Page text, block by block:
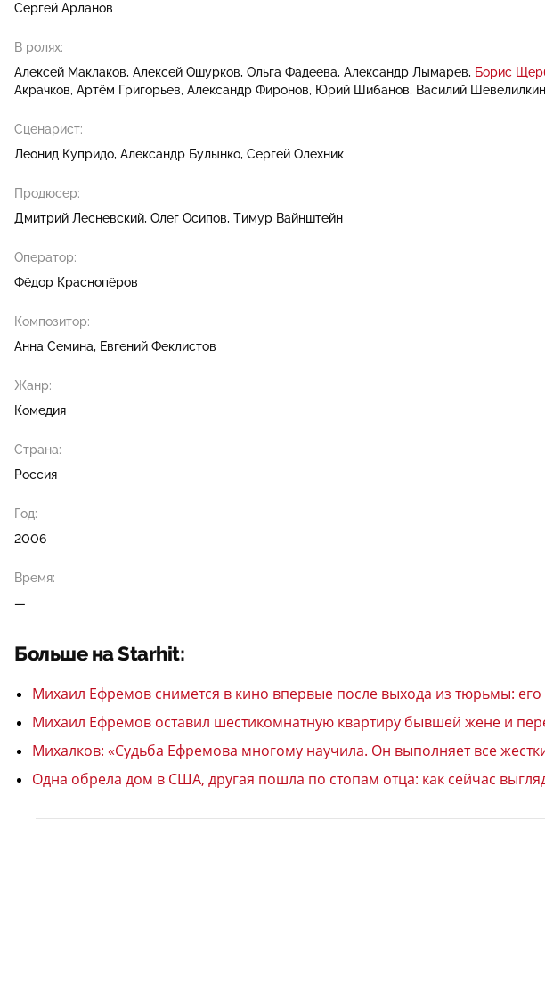
Сергей Арланов
В ролях:
Алексей Маклаков Алексей Ошурков Ольга Фадеева Александр Лымарев Борис
Акрачков Артём Григорьев Александр Фиронов Юрий Шибанов Василий Шевелилкин
Сценарист:
Леонид Купридо Александр Булынко Сергей Олехник
Продюсер:
Дмитрий Лесневский Олег Осипов Тимур Вайнштейн
Оператор:
Фёдор Краснопёров
Композитор:
Анна Семина
Евгений Феклистов
Жанр:
Комедия
Страна:
Россия
Год:
2006
Время:
—
Больше на Starhit:
Михаил Ефремов снимется в кино впервые после выхода из тюрьмы:
Михаил Ефремов оставил шестикомнатную квартиру бывшей жене и
Михалков: «Судьба Ефремова многому научила. Он выполняет все
Одна обрела дом в США, другая пошла по стопам отца: как сейчас